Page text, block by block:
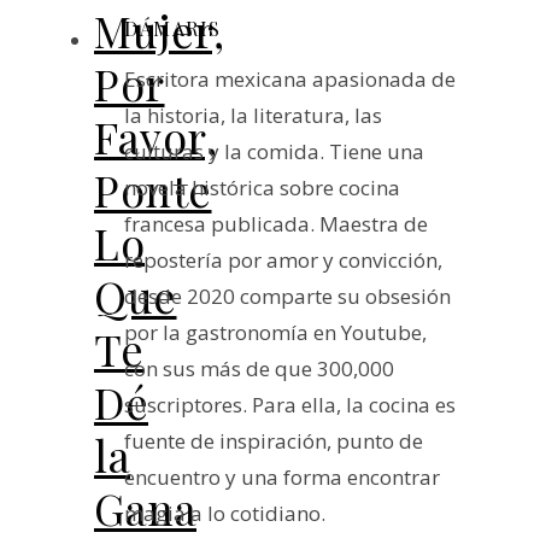
Mujer,
Por
Favor,
Ponte
Lo
Que
Te
Dé
la
Gana
DÁMARIS
Escritora mexicana apasionada de
la historia, la literatura, las
culturas y la comida. Tiene una
novela histórica sobre cocina
francesa publicada. Maestra de
repostería por amor y convicción,
desde 2020 comparte su obsesión
por la gastronomía en Youtube,
con sus más de que 300,000
suscriptores. Para ella, la cocina es
fuente de inspiración, punto de
encuentro y una forma encontrar
magia a lo cotidiano.